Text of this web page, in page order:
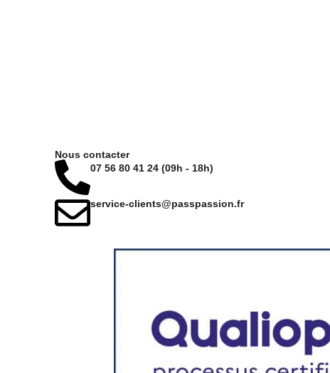
Nous contacter
07 56 80 41 24 (09h - 18h)
service-clients@passpassion.fr